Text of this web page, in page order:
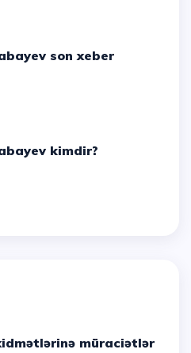
son xeber
kimdir?